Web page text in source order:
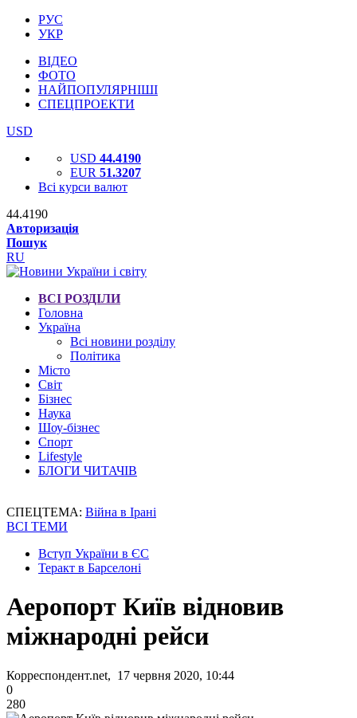
РУС
УКР
ВІДЕО
ФОТО
НАЙПОПУЛЯРНІШІ
СПЕЦПРОЕКТИ
USD
USD 44.4190
EUR 51.3207
Всі курси валют
44.4190
Авторизація
Пошук
RU
ВСІ РОЗДІЛИ
Головна
Україна
Всі новини розділу
Політика
Місто
Світ
Бізнес
Наука
Шоу-бізнес
Спорт
Lifestyle
БЛОГИ ЧИТАЧІВ
СПЕЦТЕМА: Війна в Ірані
ВСІ ТЕМИ
Вступ України в ЄС
Теракт в Барселоні
Аеропорт Київ відновив
міжнародні рейси
Корреспондент.net, 17 червня 2020, 10:44
0
280